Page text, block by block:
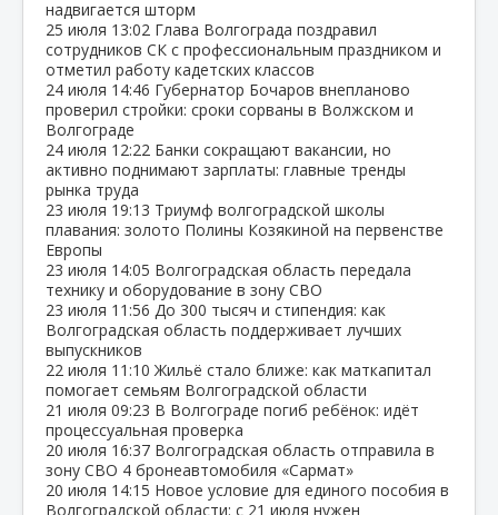
надвигается шторм
25 июля 13:02 Глава Волгограда поздравил
сотрудников СК с профессиональным праздником и
отметил работу кадетских классов
24 июля 14:46 Губернатор Бочаров внепланово
проверил стройки: сроки сорваны в Волжском и
Волгограде
24 июля 12:22 Банки сокращают вакансии, но
активно поднимают зарплаты: главные тренды
рынка труда
23 июля 19:13 Триумф волгоградской школы
плавания: золото Полины Козякиной на первенстве
Европы
23 июля 14:05 Волгоградская область передала
технику и оборудование в зону СВО
23 июля 11:56 До 300 тысяч и стипендия: как
Волгоградская область поддерживает лучших
выпускников
22 июля 11:10 Жильё стало ближе: как маткапитал
помогает семьям Волгоградской области
21 июля 09:23 В Волгограде погиб ребёнок: идёт
процессуальная проверка
20 июля 16:37 Волгоградская область отправила в
зону СВО 4 бронеавтомобиля «Сармат»
20 июля 14:15 Новое условие для единого пособия в
Волгоградской области: с 21 июля нужен